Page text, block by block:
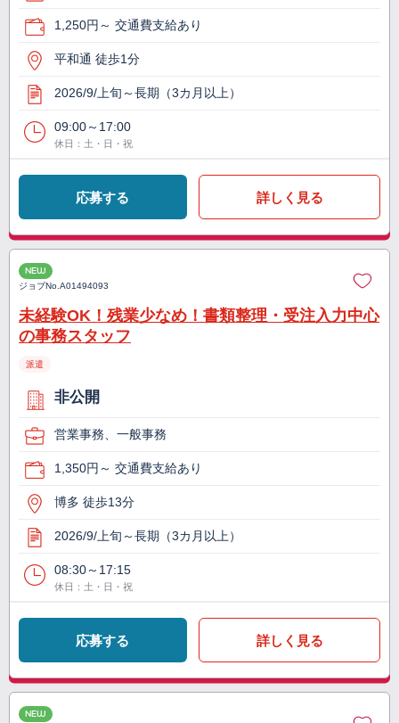
1,250円～ 交通費支給あり
平和通 徒歩1分
2026/9/上旬～長期（3カ月以上）
09:00～17:00
休日：土・日・祝
応募する 詳しく見る
NEW
ジョブNo.A01494093
未経験OK！残業少なめ！書類整理・受注入力中心
の事務スタッフ
派遣
非公開
営業事務、一般事務
1,350円～ 交通費支給あり
博多 徒歩13分
2026/9/上旬～長期（3カ月以上）
08:30～17:15
休日：土・日・祝
応募する 詳しく見る
NEW